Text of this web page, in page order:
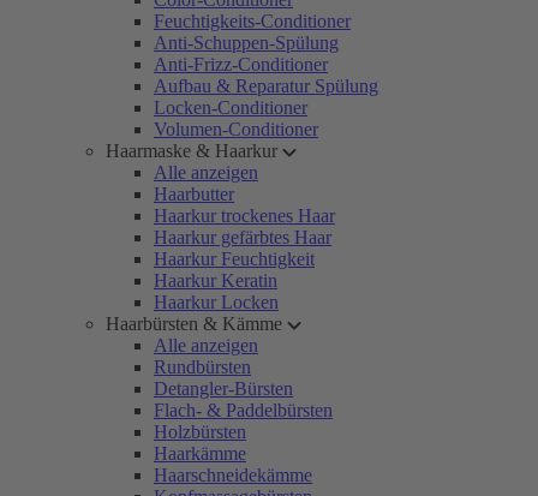
Feuchtigkeits-Conditioner
Anti-Schuppen-Spülung
Anti-Frizz-Conditioner
Aufbau & Reparatur Spülung
Locken-Conditioner
Volumen-Conditioner
Haarmaske & Haarkur
Alle anzeigen
Haarbutter
Haarkur trockenes Haar
Haarkur gefärbtes Haar
Haarkur Feuchtigkeit
Haarkur Keratin
Haarkur Locken
Haarbürsten & Kämme
Alle anzeigen
Rundbürsten
Detangler-Bürsten
Flach- & Paddelbürsten
Holzbürsten
Haarkämme
Haarschneidekämme